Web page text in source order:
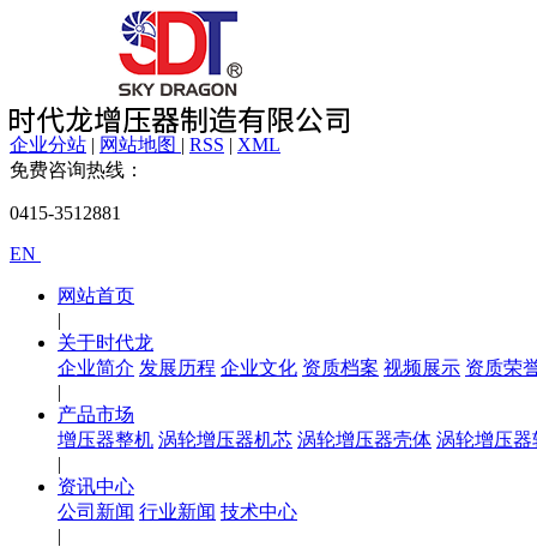
企业分站 | 网站地图 | RSS | XML
免费咨询热线：
0415-3512881
EN
网站首页
|
关于时代龙
企业简介 发展历程 企业文化 资质档案 视频展示 资质荣
|
产品市场
增压器整机 涡轮增压器机芯 涡轮增压器壳体 涡轮增压器
|
资讯中心
公司新闻 行业新闻 技术中心
|